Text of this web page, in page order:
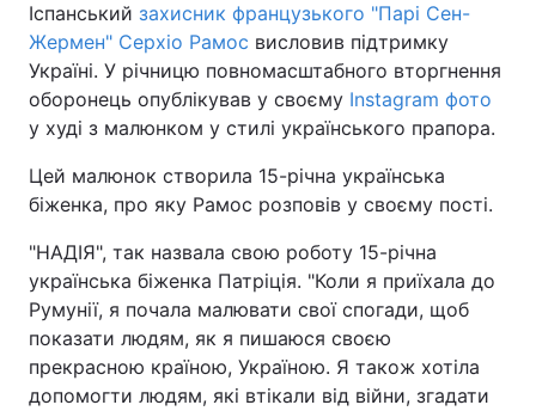
Іспанський захисник французького "Парі Сен-
Жермен" Серхіо Рамос висловив підтримку
Україні. У річницю повномасштабного вторгнення
оборонець опублікував у своєму Instagram фото
у худі з малюнком у стилі українського прапора.
Цей малюнок створила 15-річна українська
біженка, про яку Рамос розповів у своєму пості.
"НАДІЯ", так назвала свою роботу 15-річна
українська біженка Патріція. "Коли я приїхала до
Румунії, я почала малювати свої спогади, щоб
показати людям, як я пишаюся своєю
прекрасною країною, Україною. Я також хотіла
допомогти людям, які втікали від війни, згадати